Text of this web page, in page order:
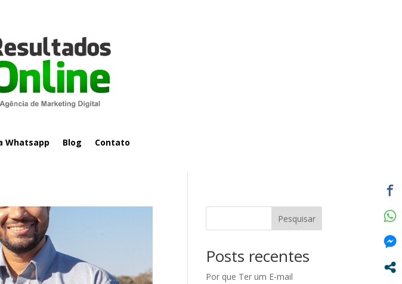
Whatsapp Blog Contato
Pesquisar
Posts recentes
Por que Ter um E-mail